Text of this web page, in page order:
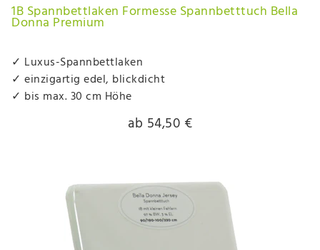
1B Spannbettlaken Formesse Spannbetttuch Bella
Donna Premium
✓ Luxus-Spannbettlaken
✓ einzigartig edel, blickdicht
✓ bis max. 30 cm Höhe
ab 54,50 €